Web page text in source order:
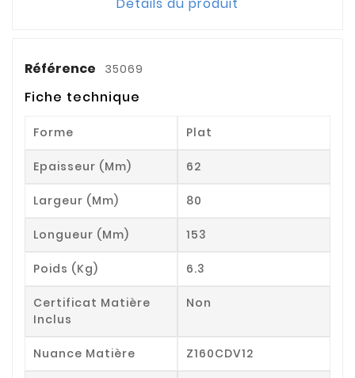
Référence 35069
Fiche technique
Forme Plat
Epaisseur (mm) 62
Largeur (mm) 80
Longueur (mm) 153
Poids (kg) 6.3
Certificat Matière
Inclus
Non
Nuance Matière Z160CDV12